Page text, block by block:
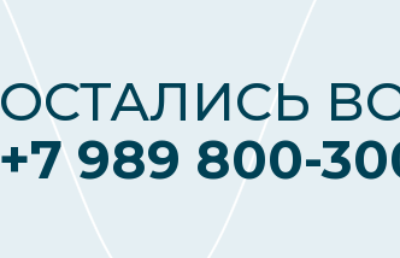
ОСТАЛИСЬ
+7 989 800-